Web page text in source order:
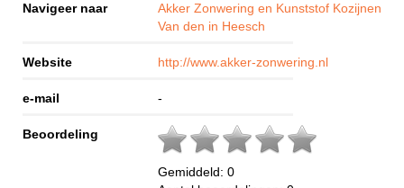
Navigeer naar
Akker Zonwering en Kunststof Kozijnen
Van den in Heesch
Website http://www.akker-zonwering.nl
e-mail -
Beoordeling
Gemiddeld: 0